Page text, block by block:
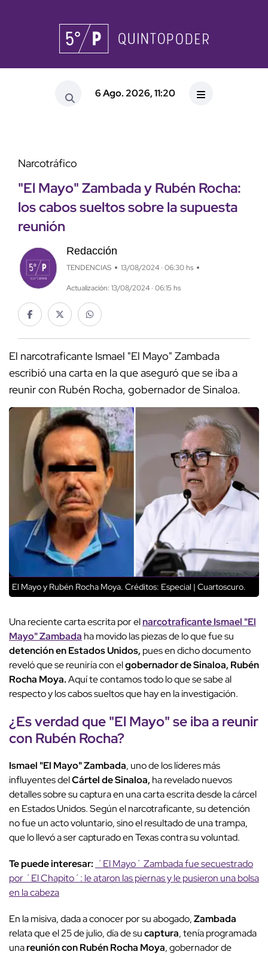
6 Ago. 2026, 11:20
Narcotráfico
"El Mayo" Zambada y Rubén Rocha:
los cabos sueltos sobre la supuesta
reunión
Redacción
TENDENCIAS 13/08/2024 · 06:30 hs
Actualización: 13/08/2024 · 06:15 hs
El narcotraficante Ismael "El Mayo" Zambada
escribió una carta en la que aseguró que se iba a
reunir con Rubén Rocha, gobernador de Sinaloa.
El Mayo y Rubén Rocha Moya. Créditos: Especial | Cuartoscuro.
Una reciente carta escrita por elnarcotraficante Ismael "El
Mayo" Zambada ha movido las piezas de lo que fue su
detención en Estados Unidos, pues en dicho documento
reveló que se reuniría con elgobernador de Sinaloa, Rubén
Rocha Moya.Aquí te contamos todo lo que se sabe al
respecto y los cabos sueltos que hay en la investigación.
¿Es verdad que "El Mayo" se iba a reunir
con Rubén Rocha?
Ismael "El Mayo" Zambada, uno de los líderes más
influyentes delCártel de Sinaloa, ha revelado nuevos
detalles sobre su captura en una carta escrita desde la cárcel
en Estados Unidos. Según el narcotraficante, su detención
no fue un acto voluntario, sino el resultado de una trampa,
que lo llevó a ser capturado en Texas contra su voluntad.
Te puede interesar: ´El Mayo´ Zambada fue secuestrado
por ´El Chapito´: le ataron las piernas y le pusieron una bolsa
en la cabeza
En la misiva, dada a conocer por su abogado,Zambada
relata que el 25 de julio, día de sucaptura, tenía programada
unareunión con Rubén Rocha Moya, gobernador de